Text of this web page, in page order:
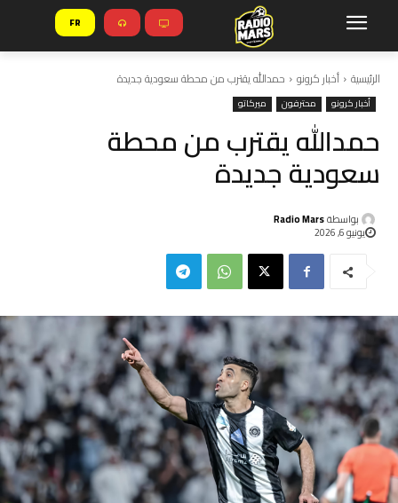
FR
الرئيسية أخبار كرونو حمدالله يقترب من محطة سعودية جديدة
أخبار كرونو محترفون ميركاتو
حمدالله يقترب من محطة
سعودية جديدة
بواسطةRadio Mars
يونيو 6, 2026